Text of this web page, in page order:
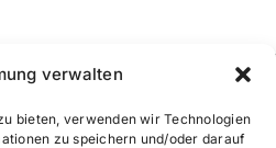
verwalten
bieten, verwenden wir Technologien
zu speichern und/oder darauf